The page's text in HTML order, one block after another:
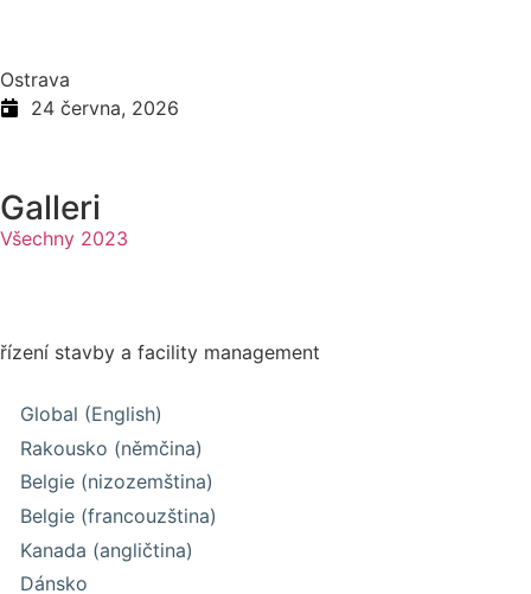
Ostrava
24 června, 2026
Galleri
Všechny 2023
řízení stavby a facility management
Global (English)
Rakousko (němčina)
Belgie (nizozemština)
Belgie (francouzština)
Kanada (angličtina)
Dánsko